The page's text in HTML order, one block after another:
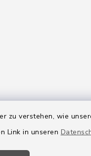
zu verstehen, wie
Link in unseren